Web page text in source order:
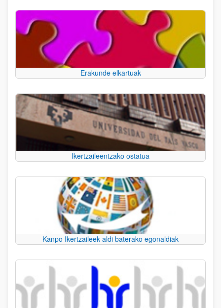
Erakunde elkartuak
Ikertzaileentzako ostatua
Kanpo Ikertzaileek aldi baterako egonaldiak